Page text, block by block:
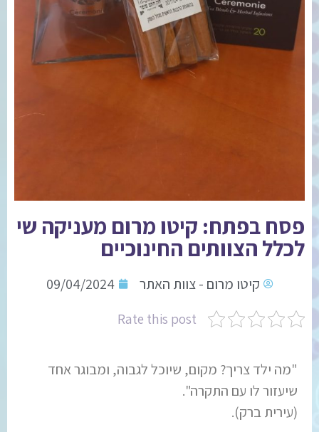
פסח בפתח: קיטו מרום מעניקה שי
לכלל הצוותים החינוכיים
קיטו מרום - צוות האתר
09/04/2024
Rate this post
"מה ילד צריך? מקום, שיוכל לגבוה, ומבוגר אחד
שיעזור לו עם התקרה".
(עירית ברק).